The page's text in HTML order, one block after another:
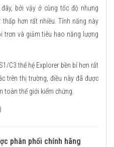
bởi vậy ở cùng tốc độ nhưng
hơn rất nhiều. Tính năng này
trơn và giảm tiêu hao năng lượng
C3 thế hệ Explorer bền bỉ hơn rất
trên thị trường, điều này đã được
toàn thế giới kiểm chứng.
phân phối chính hãng